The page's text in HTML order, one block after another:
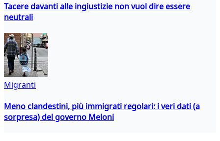
Tacere davanti alle ingiustizie non vuol dire essere
neutrali
Migranti
Meno clandestini, più immigrati regolari: i veri dati (a
sorpresa) del governo Meloni